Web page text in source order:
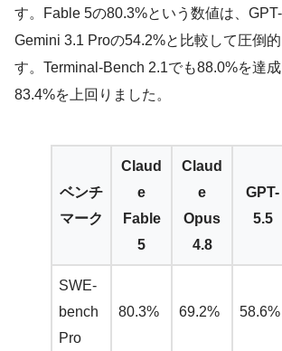
す。Fable 5の80.3%という数値は、
Gemini 3.1 Proの54.2%と比較して圧倒
す。Terminal-Bench 2.1でも88.0%を達
83.4%を上回りました。
ベンチ
マーク
Claud
e
Fable
5
Claud
e
Opus
4.8
GPT-
5.5
SWE-
bench
Pro
80.3% 69.2% 58.6%